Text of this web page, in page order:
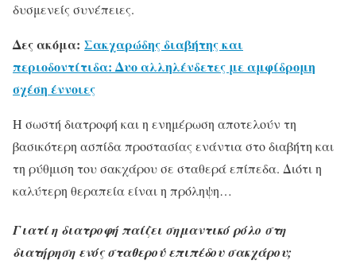
δυσμενείς συνέπειες.
Δες ακόμα: Σακχαρώδης διαβήτης και
περιοδοντίτιδα: Δυο αλληλένδετες με αμφίδρομη
σχέση έννοιες
Η σωστή διατροφή και η ενημέρωση αποτελούν τη
βασικότερη ασπίδα προστασίας ενάντια στο διαβήτη και
τη ρύθμιση του σακχάρου σε σταθερά επίπεδα. Διότι η
καλύτερη θεραπεία είναι η πρόληψη…
Γιατί η διατροφή παίζει σημαντικό ρόλο στη
διατήρηση ενός σταθερού επιπέδου σακχάρου;